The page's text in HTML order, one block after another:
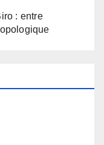
: entre